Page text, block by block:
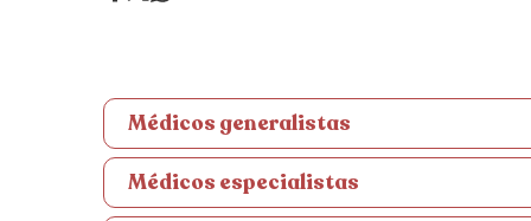
INFIRMIERE IDDA EMMANUELLE
INFIRMIERE LE MOUELLIC JEANNE
INFIRMIERE LE ROY ARMELLE
INFIRMIERE LECLERC PATRICIA
INFIRMIERE MARIE CHRISTINE CAILLOT
Médicos generalistas
Médicos especialistas